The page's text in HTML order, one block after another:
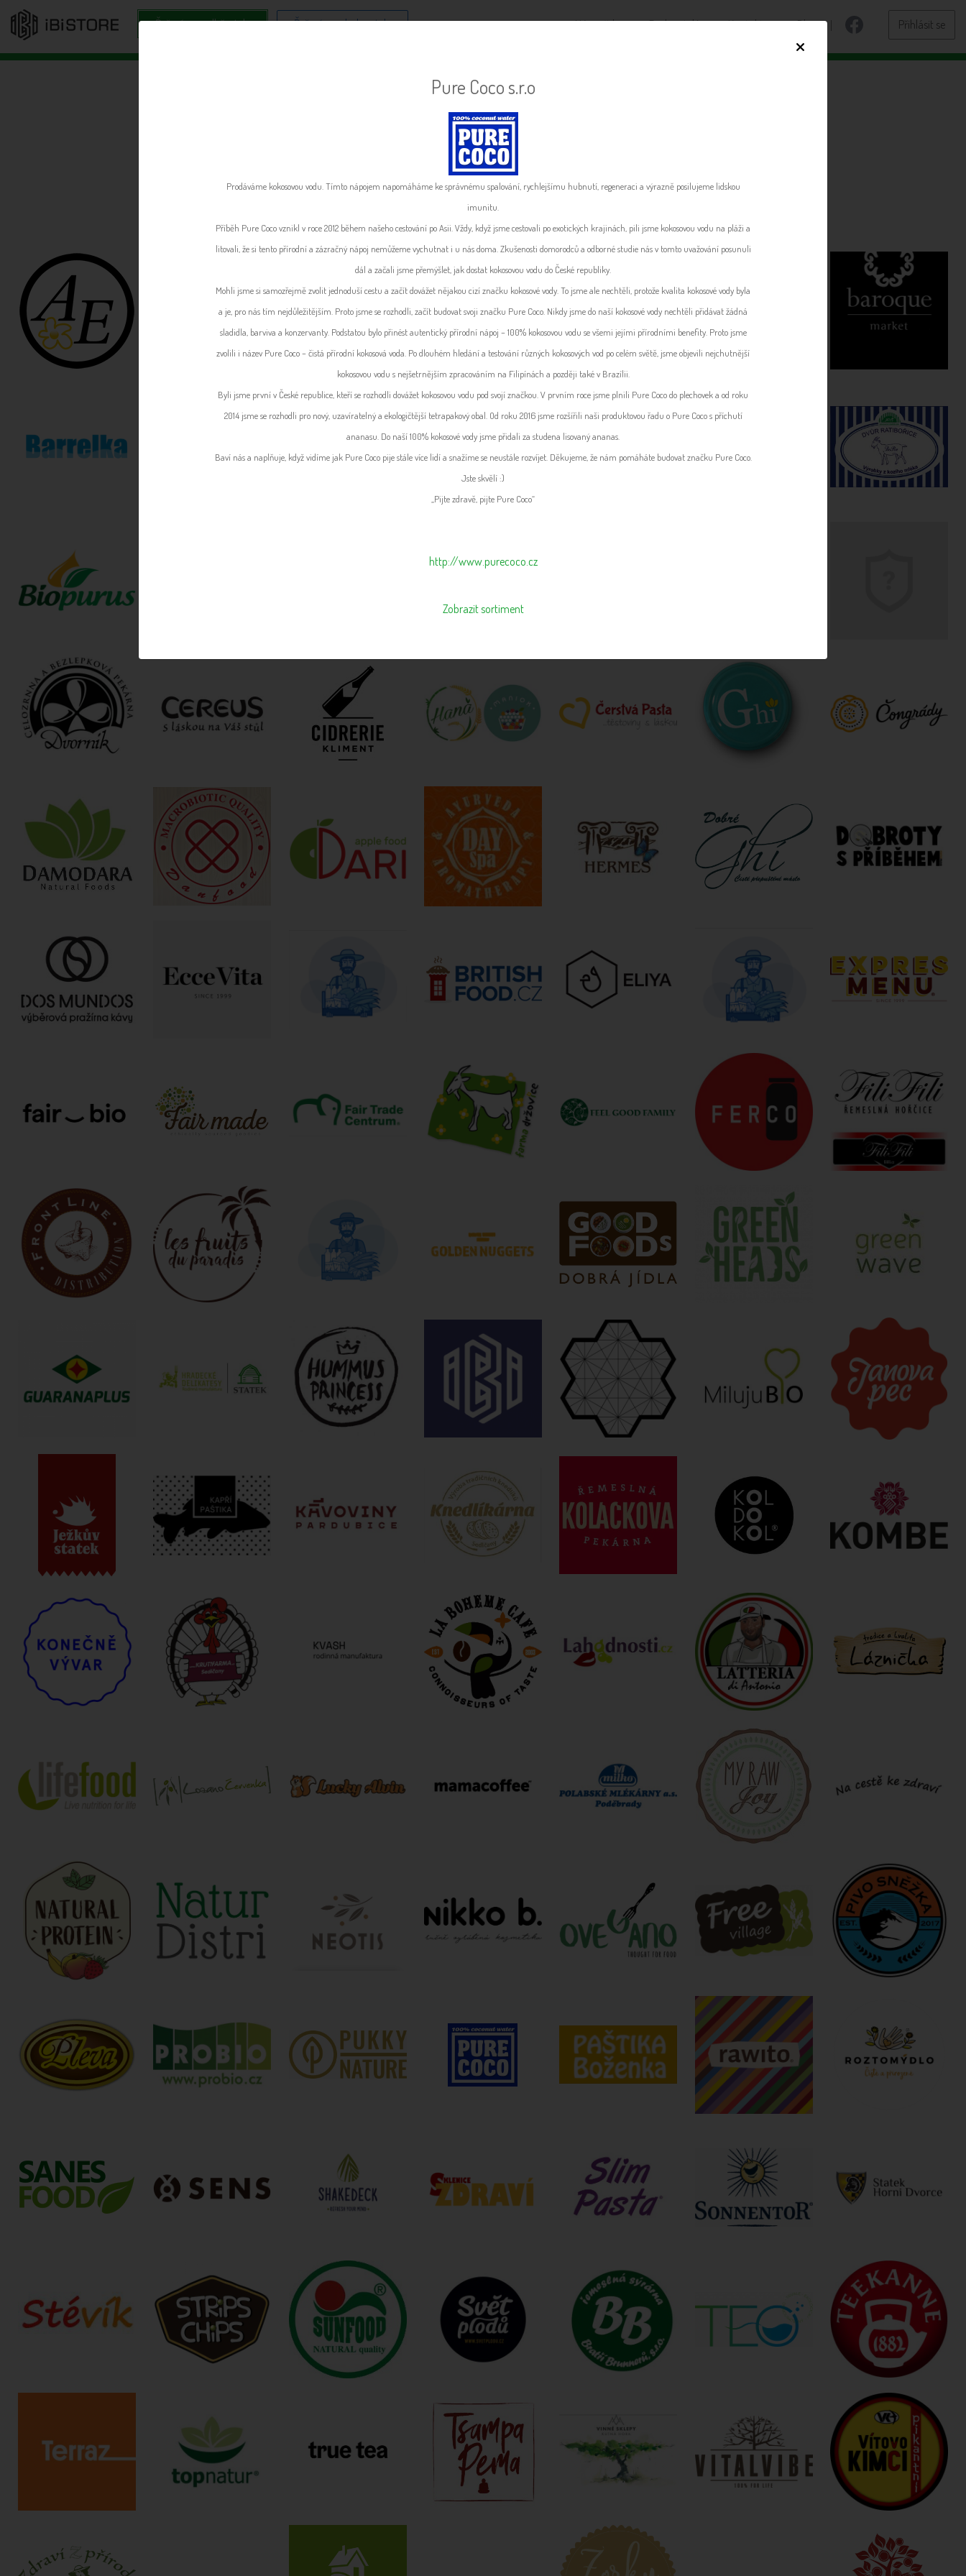
Řešení pro odběratele Řešení pro dodavatele Nápověda Dodavatelé Kontakty Blog Přihlásit se
Dodavatelé v iBi STORE
123 dodavatelů zdravé výživy, od kterých lze objednávat
×
Pure Coco s.r.o
Prodáváme kokosovou vodu. Tímto nápojem napomáháme ke správnému spalování, rychlejšímu hubnutí, regeneraci a výrazně posilujeme lidskou
imunitu.
Příběh Pure Coco vznikl v roce 2012 během našeho cestování po Asii. Vždy, když jsme cestovali po exotických krajinách, pili jsme kokosovou vodu na pláži a
litovali, že si tento přírodní a zázračný nápoj nemůžeme vychutnat i u nás doma. Zkušenosti domorodců a odborné studie nás v tomto uvažování posunuli
dál a začali jsme přemýšlet, jak dostat kokosovou vodu do České republiky.
Mohli jsme si samozřejmě zvolit jednoduší cestu a začít dovážet nějakou cizí značku kokosové vody. To jsme ale nechtěli, protože kvalita kokosové vody byla
a je, pro nás tím nejdůležitějším. Proto jsme se rozhodli, začít budovat svoji značku Pure Coco. Nikdy jsme do naší kokosové vody nechtěli přidávat žádná
sladidla, barviva a konzervanty. Podstatou bylo přinést autentický přírodní nápoj – 100% kokosovou vodu se všemi jejími přírodními benefity. Proto jsme
zvolili i název Pure Coco – čistá přírodní kokosová voda. Po dlouhém hledání a testování různých kokosových vod po celém světě, jsme objevili nejchutnější
kokosovou vodu s nejšetrnějším zpracováním na Filipínách a později také v Brazílii.
Byli jsme první v České republice, kteří se rozhodli dovážet kokosovou vodu pod svojí značkou. V prvním roce jsme plnili Pure Coco do plechovek a od roku
2014 jsme se rozhodli pro nový, uzavíratelný a ekologičtější tetrapakový obal. Od roku 2016 jsme rozšířili naši produktovou řadu o Pure Coco s příchutí
ananasu. Do naší 100% kokosové vody jsme přidali za studena lisovaný ananas.
Baví nás a naplňuje, když vidíme jak Pure Coco pije stále více lidí a snažíme se neustále rozvíjet. Děkujeme, že nám pomáháte budovat značku Pure Coco.
Jste skvělí :)
„Pijte zdravě, pijte Pure Coco“
http://www.purecoco.cz
Zobrazit sortiment